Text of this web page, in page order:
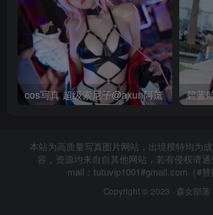
cos写真 超级索尼子@axun阿薰 碧蓝
本站为高质量写真图片网站，出境模特均为
容，资源均来自自其他网站，若有侵权请
mail：tutuvip1001#gmail.com（#替
Copyright © 2023 · 森女部落